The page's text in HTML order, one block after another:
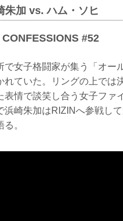
朱加 vs. ハム・ソヒ
CONFESSIONS #52
で女子格闘家が集う「オー
れていた。リングの上では
表情で談笑し合う女子ファ
浜崎朱加はRIZINへ参戦し
。